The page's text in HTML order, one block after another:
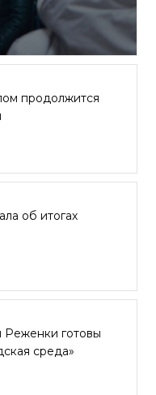
продолжится
об итогах
Реженки готовы
среда»